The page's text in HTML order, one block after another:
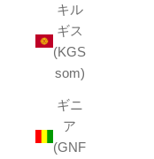
キル
ギス
(KGS
som)
ギニ
ア
(GNF